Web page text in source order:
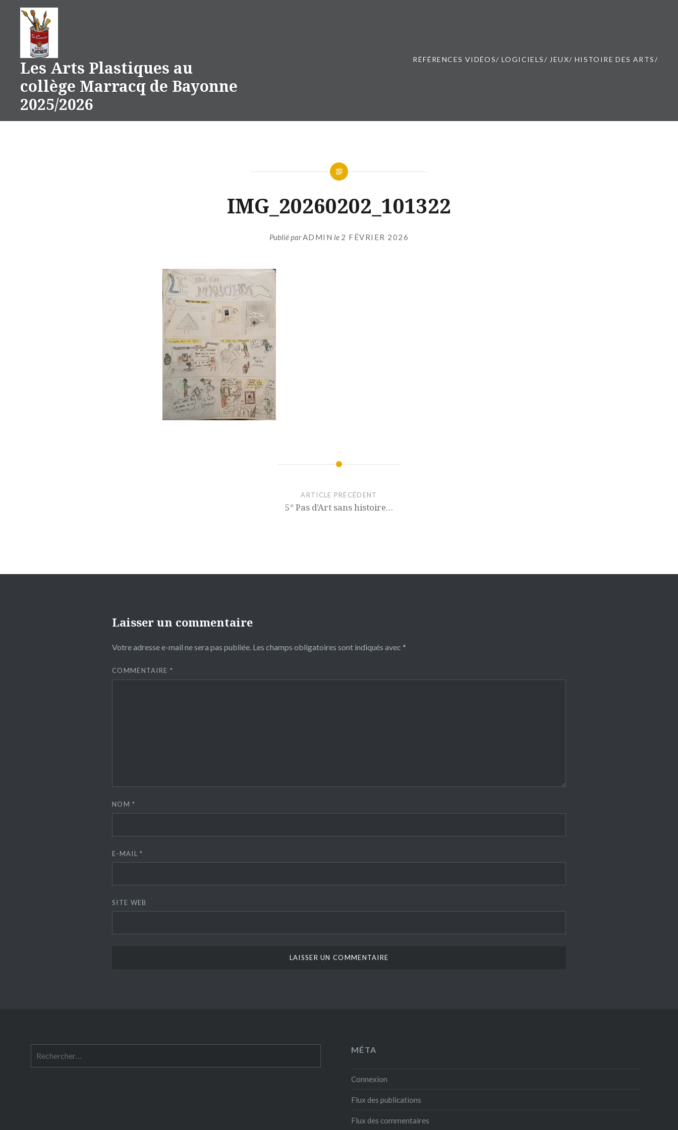
Les Arts Plastiques au
collège Marracq de Bayonne
2025/2026
RÉFÉRENCES VIDÉOS/ LOGICIELS/ JEUX/ HISTOIRE DES ARTS/
IMG_20260202_101322
Publié parADMIN le 2 FÉVRIER 2026
ARTICLE PRÉCÉDENT
5° Pas d’Art sans histoire…
Laisser un commentaire
Votre adresse e-mail ne sera pas publiée. Les champs obligatoires sont indiqués avec *
COMMENTAIRE *
NOM*
E-MAIL*
SITE WEB
MÉTA
Connexion
Flux des publications
Flux des commentaires